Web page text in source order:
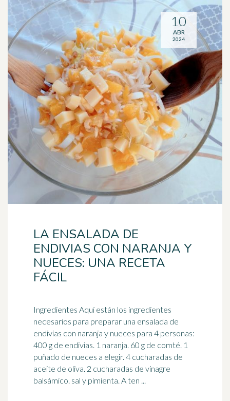
LA ENSALADA DE
ENDIVIAS CON NARANJA Y
NUECES: UNA RECETA
FÁCIL
Ingredientes Aquí están los ingredientes
necesarios para preparar una ensalada de
endivias con naranja y nueces para 4 personas:
400 g de endivias. 1 naranja. 60 g de comté. 1
puñado de nueces a elegir. 4 cucharadas de
aceite de oliva. 2 cucharadas de vinagre
balsámico. sal y pimienta. A ten ...
10
ABR
2024